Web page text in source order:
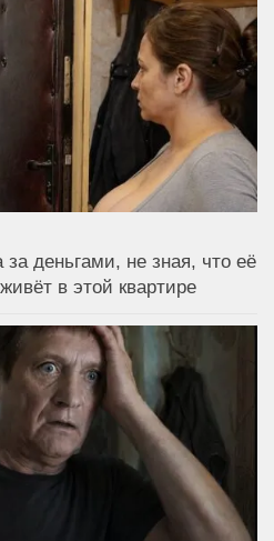
деньгами, не зная, что её
в этой квартире